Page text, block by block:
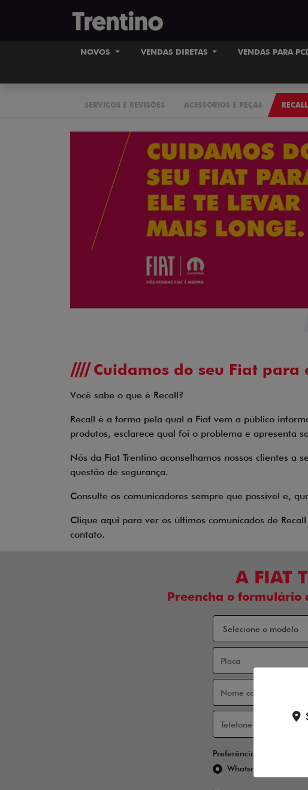
NOVOS VENDAS DIRETAS VENDAS PARA
SERVIÇOS E REVISÕES ACESSÓRIOS E PEÇAS RECALL
Cuidamos do seu Fiat
Você sabe o que é Recall?
Recall é a forma pela qual a Fiat vem a público
produtos, esclarece qual foi o problema e apresenta
Nós da Fiat Trentino aconselhamos nossos clientes a
questão de segurança.
Consulte os comunicadores sempre que possível e,
Clique aqui para ver os últimos comunicados de
contato.
A FIAT
Preencha o formulário
Preferência de contato:
Whatsapp